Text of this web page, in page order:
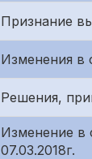
Признание
Изменения в
Решения,
Изменение в
07.03.2018г.